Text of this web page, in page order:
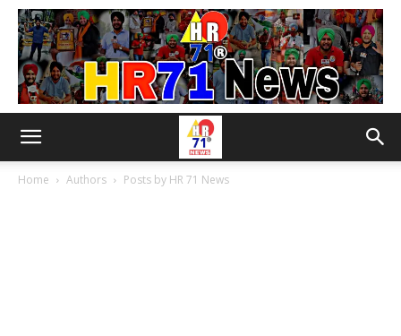
Home Authors Posts by HR 71 News